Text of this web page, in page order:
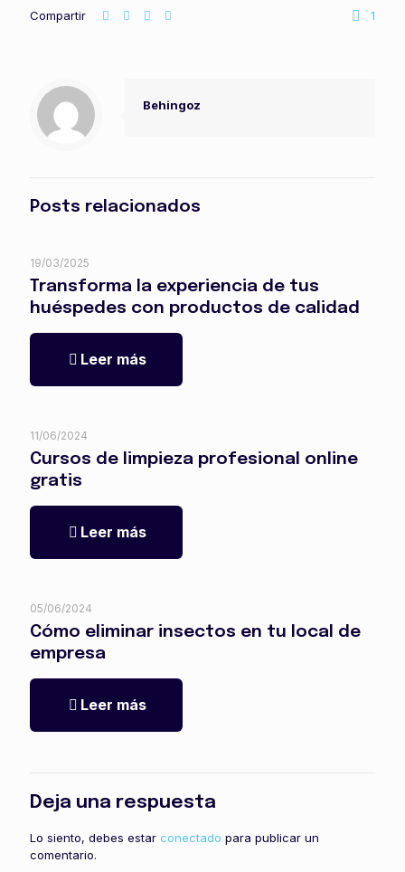
Compartir 1
Behingoz
Posts relacionados
19/03/2025
Transforma la experiencia de tus
huéspedes con productos de calidad
Leer más
11/06/2024
Cursos de limpieza profesional online
gratis
Leer más
05/06/2024
Cómo eliminar insectos en tu local de
empresa
Leer más
Deja una respuesta
Lo siento, debes estar conectado para publicar un
comentario.